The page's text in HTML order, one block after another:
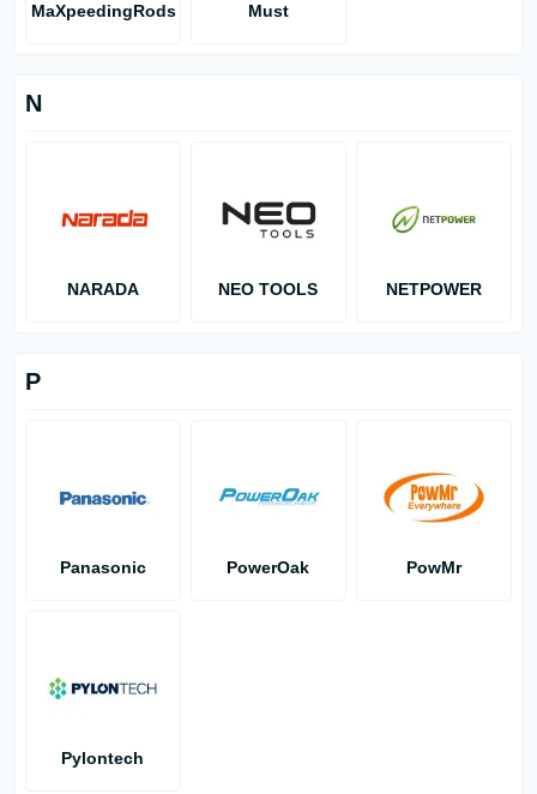
MaXpeedingRods Must
N
NARADA NEO TOOLS NETPOWER
P
Panasonic PowerOak PowMr
Pylontech